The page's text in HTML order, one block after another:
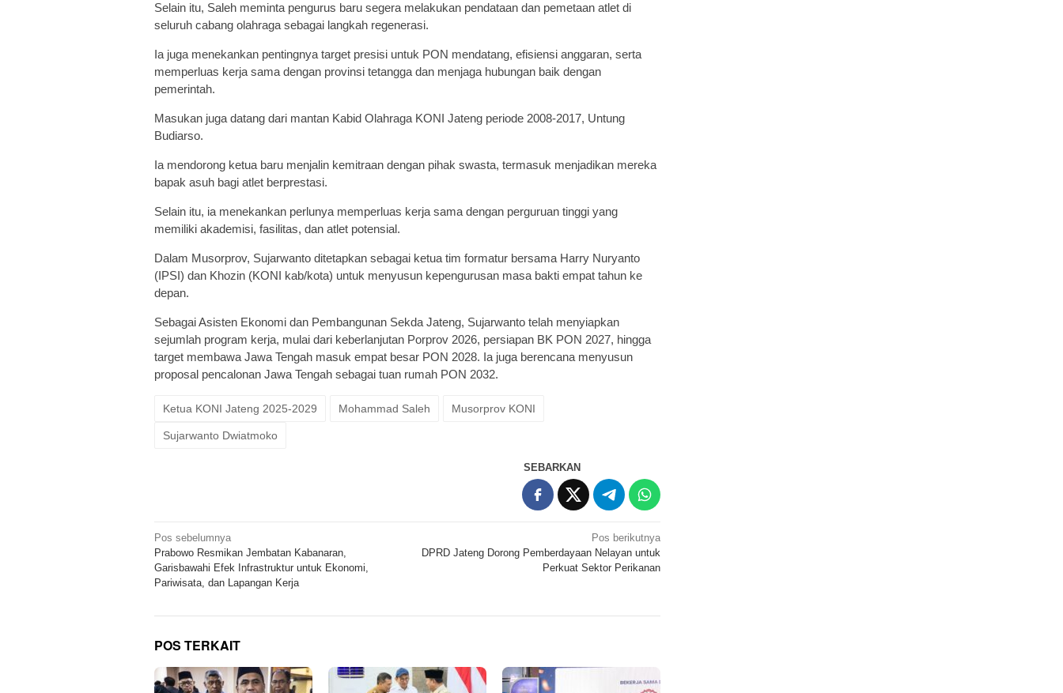
Selain itu, Saleh meminta pengurus baru segera melakukan pendataan dan pemetaan atlet di
seluruh cabang olahraga sebagai langkah regenerasi.
Ia juga menekankan pentingnya target presisi untuk PON mendatang, efisiensi anggaran, serta
memperluas kerja sama dengan provinsi tetangga dan menjaga hubungan baik dengan
pemerintah.
Masukan juga datang dari mantan Kabid Olahraga KONI Jateng periode 2008-2017, Untung
Budiarso.
Ia mendorong ketua baru menjalin kemitraan dengan pihak swasta, termasuk menjadikan mereka
bapak asuh bagi atlet berprestasi.
Selain itu, ia menekankan perlunya memperluas kerja sama dengan perguruan tinggi yang
memiliki akademisi, fasilitas, dan atlet potensial.
Dalam Musorprov, Sujarwanto ditetapkan sebagai ketua tim formatur bersama Harry Nuryanto
(IPSI) dan Khozin (KONI kab/kota) untuk menyusun kepengurusan masa bakti empat tahun ke
depan.
Sebagai Asisten Ekonomi dan Pembangunan Sekda Jateng, Sujarwanto telah menyiapkan
sejumlah program kerja, mulai dari keberlanjutan Porprov 2026, persiapan BK PON 2027, hingga
target membawa Jawa Tengah masuk empat besar PON 2028. Ia juga berencana menyusun
proposal pencalonan Jawa Tengah sebagai tuan rumah PON 2032.
Ketua KONI Jateng 2025-2029 Mohammad Saleh Musorprov KONI
Sujarwanto Dwiatmoko
SEBARKAN
Navigasi
pos
Pos sebelumnya
Prabowo Resmikan Jembatan Kabanaran,
Garisbawahi Efek Infrastruktur untuk Ekonomi,
Pariwisata, dan Lapangan Kerja
Pos berikutnya
DPRD Jateng Dorong Pemberdayaan Nelayan untuk
Perkuat Sektor Perikanan
POS TERKAIT